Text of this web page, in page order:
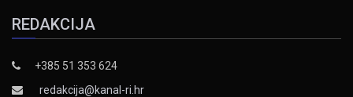
REDAKCIJA
+385 51 353 624
redakcija@kanal-ri.hr